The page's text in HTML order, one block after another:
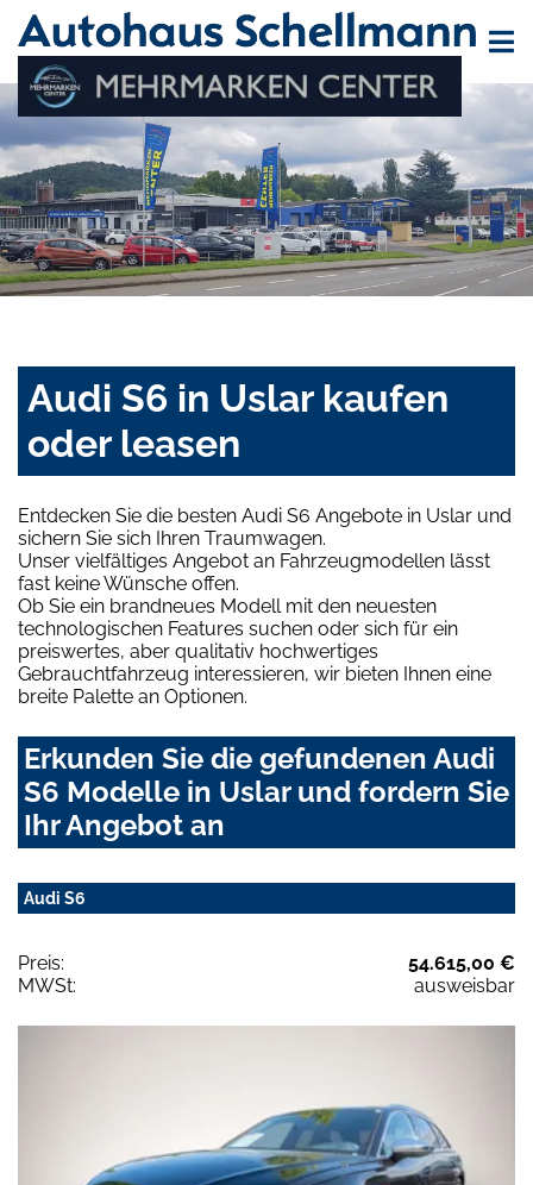
Audi S6 in Uslar kaufen
oder leasen
Entdecken Sie die besten Audi S6 Angebote in Uslar und
sichern Sie sich Ihren Traumwagen.
Unser vielfältiges Angebot an Fahrzeugmodellen lässt
fast keine Wünsche offen.
Ob Sie ein brandneues Modell mit den neuesten
technologischen Features suchen oder sich für ein
preiswertes, aber qualitativ hochwertiges
Gebrauchtfahrzeug interessieren, wir bieten Ihnen eine
breite Palette an Optionen.
Erkunden Sie die gefundenen Audi
S6 Modelle in Uslar und fordern Sie
Ihr Angebot an
Audi S6
Preis:
54.615,00 €
MWSt:
ausweisbar